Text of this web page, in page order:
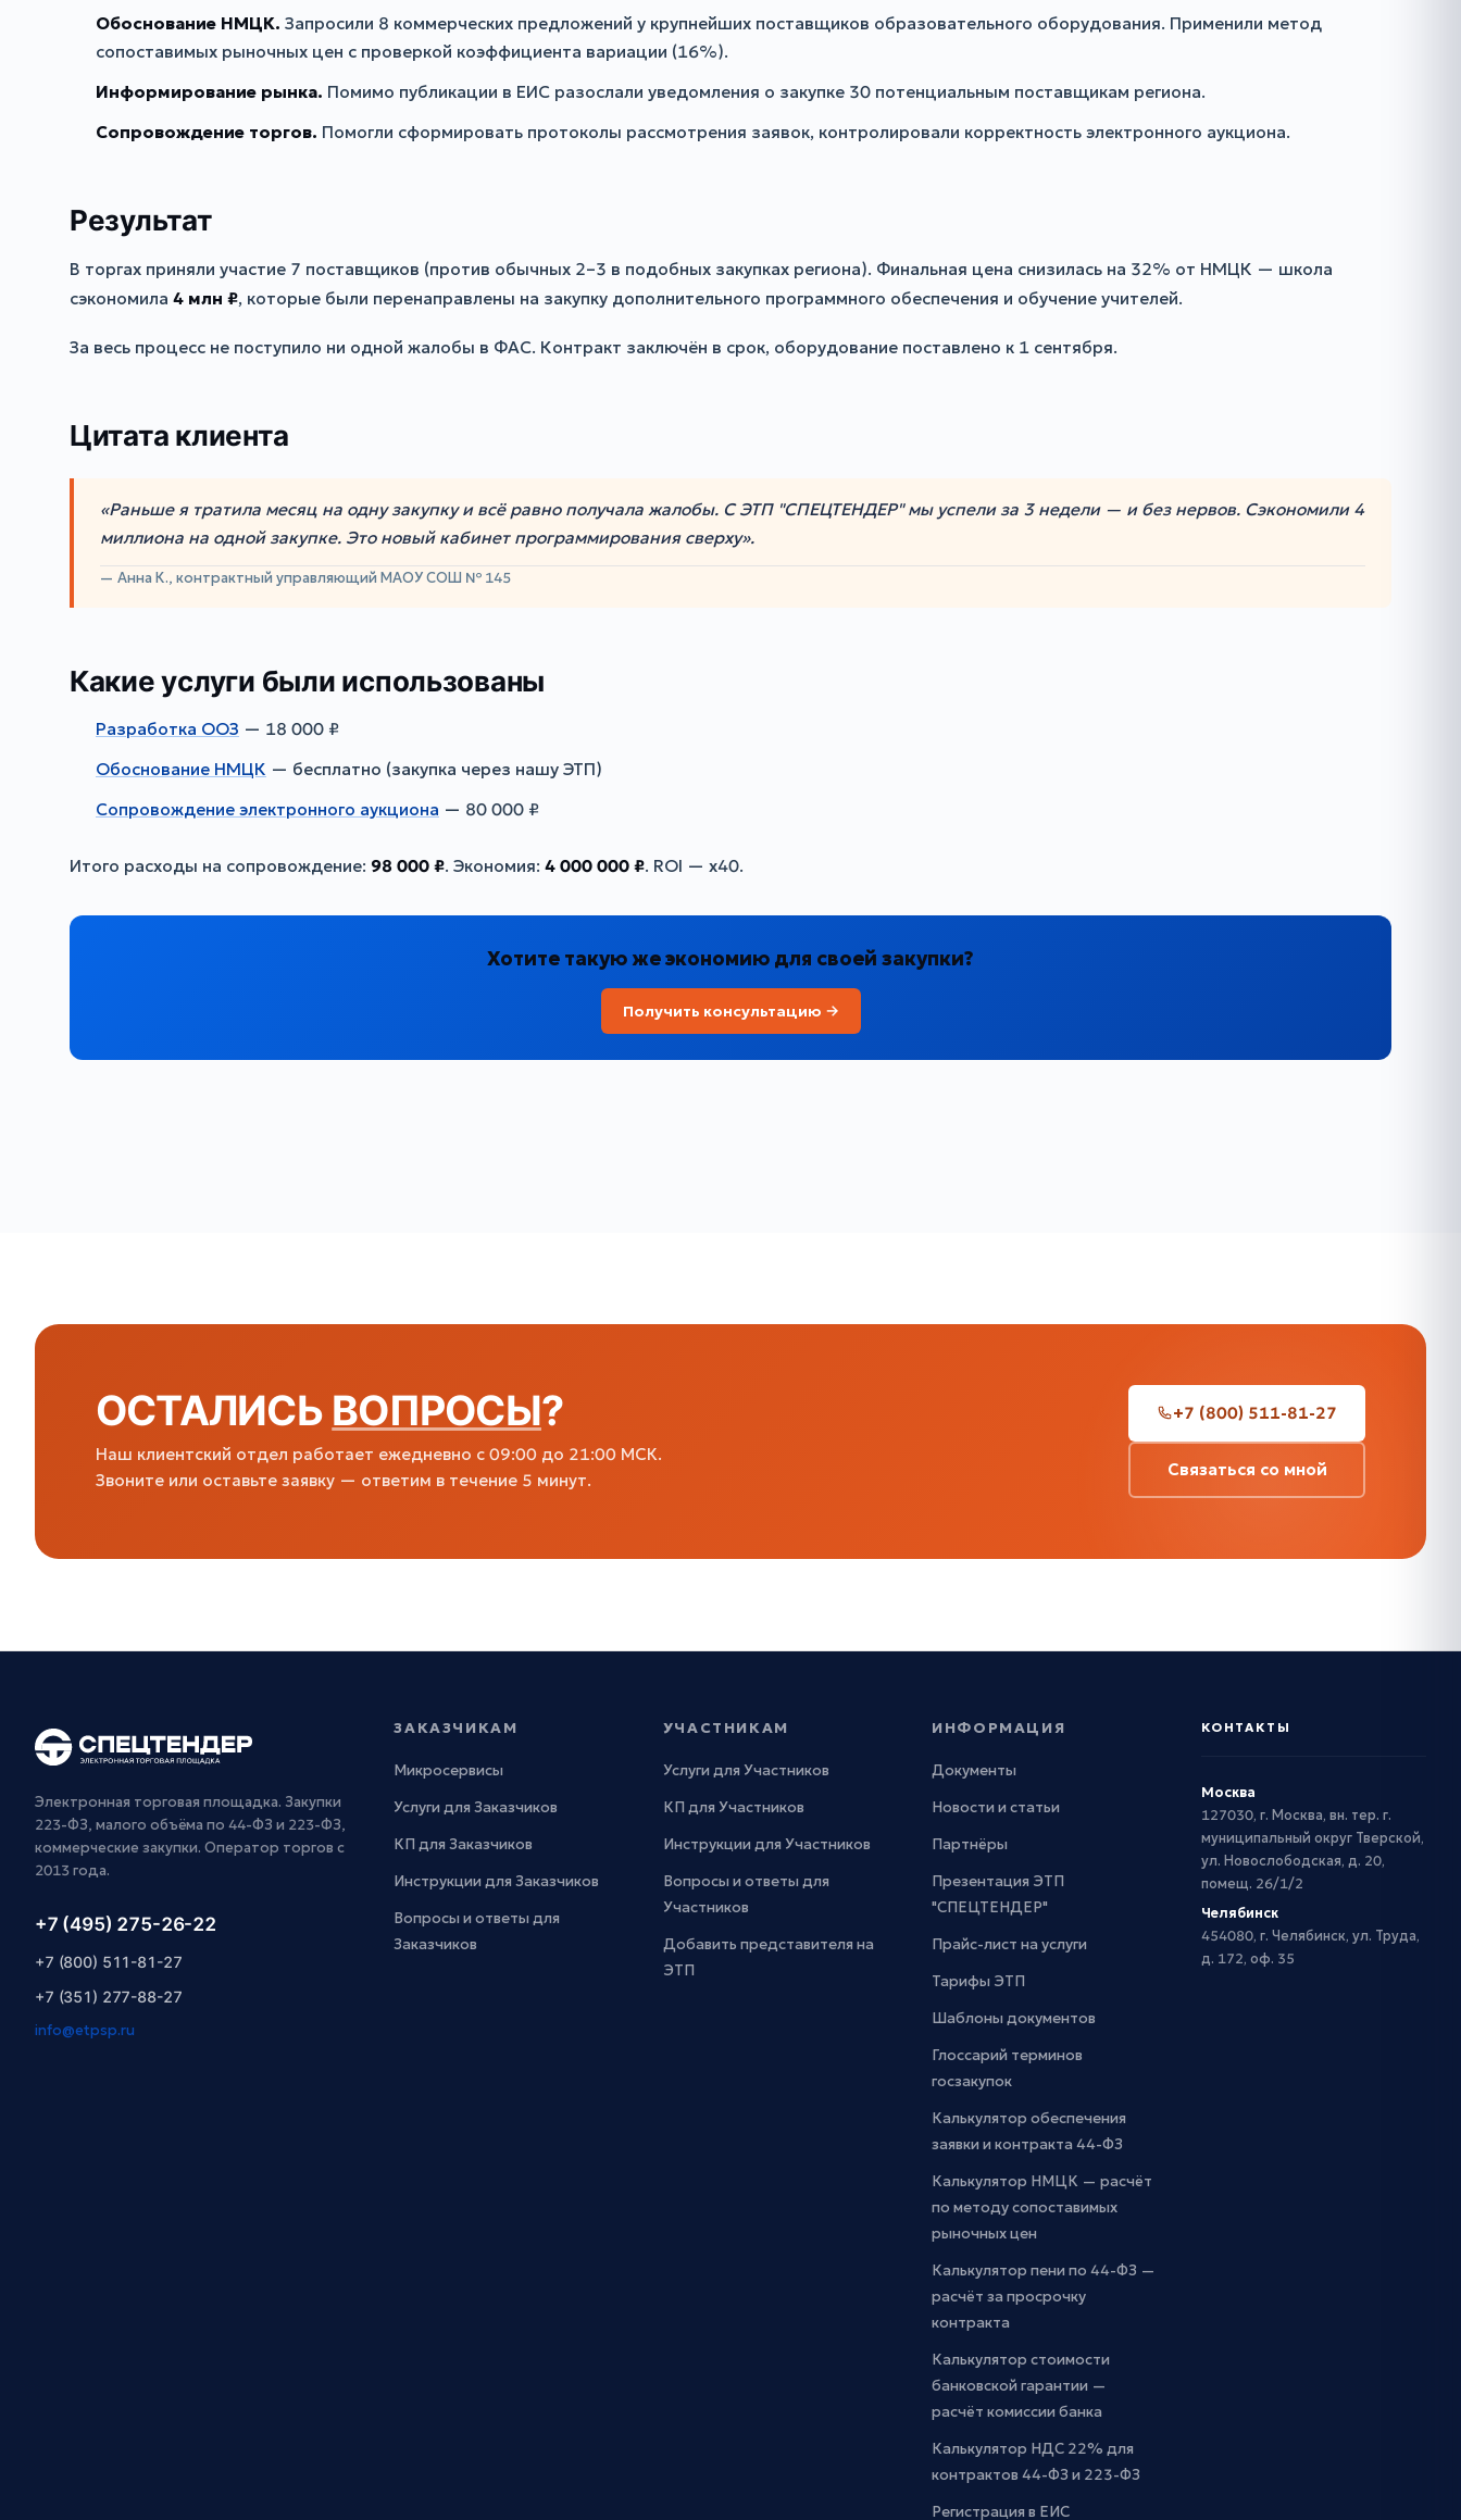
Обоснование НМЦК. Запросили 8 коммерческих предложений у крупнейших поставщиков образовательного оборудования. Применили метод
сопоставимых рыночных цен с проверкой коэффициента вариации (16%).
Информирование рынка. Помимо публикации в ЕИС разослали уведомления о закупке 30 потенциальным поставщикам региона.
Сопровождение торгов. Помогли сформировать протоколы рассмотрения заявок, контролировали корректность электронного аукциона.
Результат
В торгах приняли участие 7 поставщиков (против обычных 2–3 в подобных закупках региона). Финальная цена снизилась на 32% от НМЦК — школа
сэкономила 4 млн ₽, которые были перенаправлены на закупку дополнительного программного обеспечения и обучение учителей.
За весь процесс не поступило ни одной жалобы в ФАС. Контракт заключён в срок, оборудование поставлено к 1 сентября.
Цитата клиента
«Раньше я тратила месяц на одну закупку и всё равно получала жалобы. С ЭТП "СПЕЦТЕНДЕР" мы успели за 3 недели — и без нервов. Сэкономили 4
миллиона на одной закупке. Это новый кабинет программирования сверху».
— Анна К., контрактный управляющий МАОУ СОШ № 145
Какие услуги были использованы
Разработка ООЗ — 18 000 ₽
Обоснование НМЦК — бесплатно (закупка через нашу ЭТП)
Сопровождение электронного аукциона — 80 000 ₽
Итого расходы на сопровождение: 98 000 ₽. Экономия: 4 000 000 ₽. ROI — х40.
Хотите такую же экономию для своей закупки?
Получить консультацию →
ОСТАЛИСЬ ВОПРОСЫ?
Наш клиентский отдел работает ежедневно с 09:00 до 21:00 МСК.
Звоните или оставьте заявку — ответим в течение 5 минут.
+7 (800) 511-81-27
Связаться со мной
Электронная торговая площадка. Закупки
223-ФЗ, малого объёма по 44-ФЗ и 223-ФЗ,
коммерческие закупки. Оператор торгов с
2013 года.
+7 (495) 275-26-22
+7 (800) 511-81-27
+7 (351) 277-88-27
info@etpsp.ru
ЗАКАЗЧИКАМ
Микросервисы
Услуги для Заказчиков
КП для Заказчиков
Инструкции для Заказчиков
Вопросы и ответы для
Заказчиков
УЧАСТНИКАМ
Услуги для Участников
КП для Участников
Инструкции для Участников
Вопросы и ответы для
Участников
Добавить представителя на
ЭТП
ИНФОРМАЦИЯ
Документы
Новости и статьи
Партнёры
Презентация ЭТП
"СПЕЦТЕНДЕР"
Прайс-лист на услуги
Тарифы ЭТП
Шаблоны документов
Глоссарий терминов
госзакупок
Калькулятор обеспечения
заявки и контракта 44-ФЗ
Калькулятор НМЦК — расчёт
по методу сопоставимых
рыночных цен
Калькулятор пени по 44-ФЗ —
расчёт за просрочку
контракта
Калькулятор стоимости
банковской гарантии —
расчёт комиссии банка
Калькулятор НДС 22% для
контрактов 44-ФЗ и 223-ФЗ
Регистрация в ЕИС
КОНТАКТЫ
Москва
127030, г. Москва, вн. тер. г.
муниципальный округ Тверской,
ул. Новослободская, д. 20,
помещ. 26/1/2
Челябинск
454080, г. Челябинск, ул. Труда,
д. 172, оф. 35